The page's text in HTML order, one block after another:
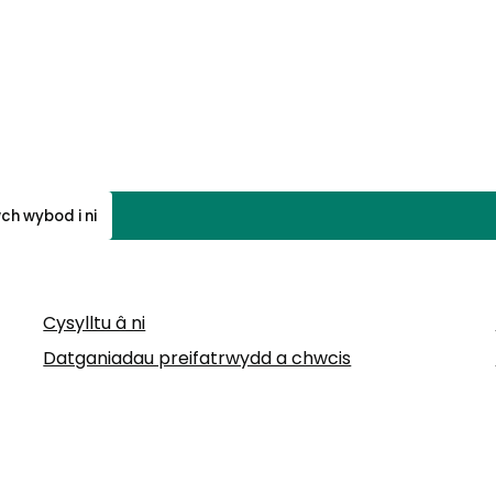
wybod i ni
Cysylltu â ni
Datganiadau preifatrwydd a chwcis